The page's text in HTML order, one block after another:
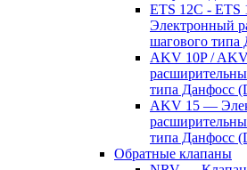
ETS 12C -
Электронный
шагового типа
AKV 10P /
типа Данфосс
AKV 15 —
типа Данфосс
Обратные клапаны